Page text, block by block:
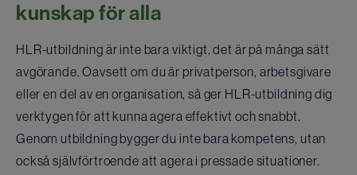
kunskap för alla
HLR-utbildning är inte bara viktigt, det är på många sätt
avgörande. Oavsett om du är privatperson, arbetsgivare
eller en del av en organisation, så ger HLR-utbildning dig
verktygen för att kunna agera effektivt och snabbt.
Genom utbildning bygger du inte bara kompetens, utan
också självförtroende att agera i pressade situationer.